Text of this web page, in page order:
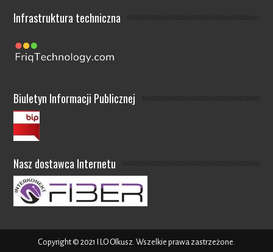
Infrastruktura techniczna
Biuletyn Informacji Publicznej
Nasz dostawca Internetu
Copyright © 2021 I LO Olkusz. Wszelkie prawa zastrzeżone.